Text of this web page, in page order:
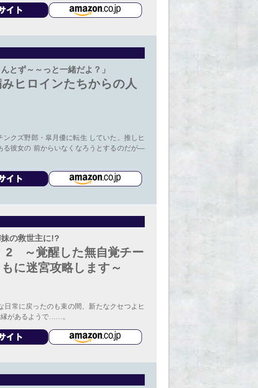
ず～～っと一緒だよ？」
ヒロインたちからの人
クズ野郎・皐月優に転生 していた。推しヒ
る彼女の 前からいなくなろうとするのだが―
の救世主に!?
2 ～覚醒した無自覚チー
に迷宮攻略します～
常に戻ったのも束の間、新たなクセつよヒ
があるようで……。